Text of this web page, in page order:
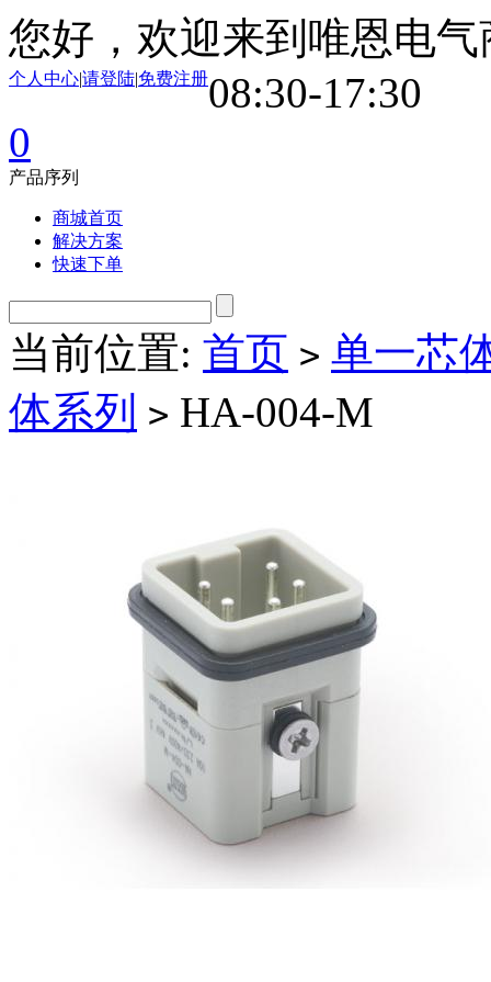
您好，欢迎来到唯恩电气
08:30-17:30
个人中心|请登陆|免费注册
0
产品序列
商城首页
解决方案
快速下单
当前位置: 首页 > 单一芯
体系列 > HA-004-M